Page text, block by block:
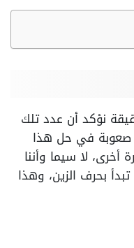
نؤكد أن عدد تلك
صعوبة في حل هذا
أخرى، لا سيما وأننا
بحرف الزين، وهذا